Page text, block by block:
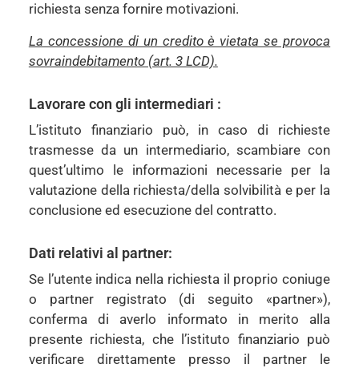
richiesta senza fornire motivazioni.
La concessione di un credito è vietata se provoca
sovraindebitamento (art. 3 LCD).
Lavorare con gli intermediari :
L’istituto finanziario può, in caso di richieste
trasmesse da un intermediario, scambiare con
quest’ultimo le informazioni necessarie per la
valutazione della richiesta/della solvibilità e per la
conclusione ed esecuzione del contratto.
Dati relativi al partner:
Se l’utente indica nella richiesta il proprio coniuge
o partner registrato (di seguito «partner»),
conferma di averlo informato in merito alla
presente richiesta, che l’istituto finanziario può
verificare direttamente presso il partner le